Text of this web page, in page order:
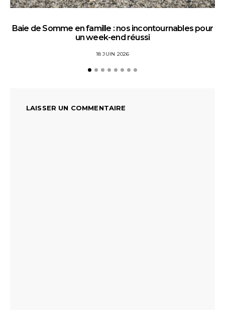
Baie de Somme en famille : nos incontournables pour
un week-end réussi
18 JUIN 2026
LAISSER UN COMMENTAIRE